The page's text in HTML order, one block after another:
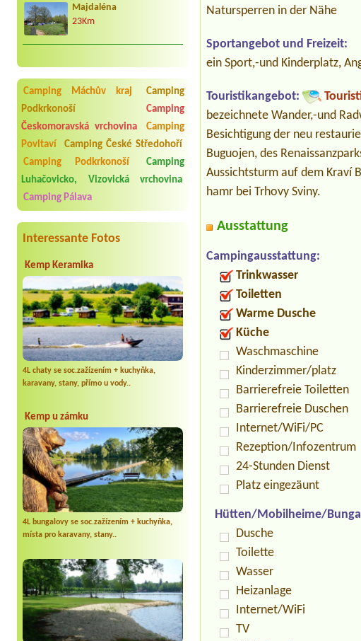
Majdaléna
23Km
Camping Máchův kraj
Camping
Podkrkonoší
Camping
Českomoravská vrchovina
Camping
Povltaví
Camping České Středohoří
Camping Podkrkonoší
Camping
Luhačovicko, Vizovická vrchovina
Camping Pálava
Interessante Fotos
Kemp Keramika
4L chaty se soc.zažízením + kuchyňka,
karavany, stany, přímo u vody..
Kemp u zámku
4L bungalovy se soc.zažízením + kuchyňka,
místa pro karavany, stany..
Natursperren in der Nähe
Sportangebot und Freizeit:
ein Sport,-und Kinderplatz,
Touristikangebot:
bezeichnete Wander,-und
Besichtigung der neu
Buguojen, des
Aussichtsturm auf dem Kraví
hamr bei Trhovy Sviny.
Ausstattung
Campingausstattung:
Trinkwasser
Toiletten
Warme Dusche
Küche
Waschmaschine
Kinderzimmer/platz
Barrierefreie Toiletten
Barrierefreie Duschen
Internet/WiFi/PC
Rezeption/Infozentrum
24-Stunden Dienst
Platz eingezäunt
Hütten/Mobilheime/
Dusche
Toilette
Wasser
Heizanlage
Internet/WiFi
TV